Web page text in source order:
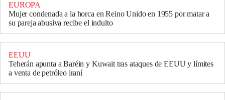
EUROPA
Mujer condenada a la horca en Reino Unido en 1955 por matar a
su pareja abusiva recibe el indulto
EEUU
Teherán apunta a Baréin y Kuwait tras ataques de EEUU y límites
a venta de petróleo iraní